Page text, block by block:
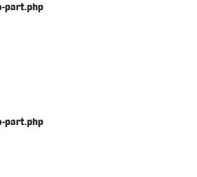
part.php
part.php